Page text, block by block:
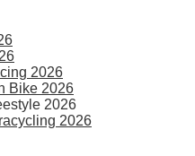
2026
Bike 2026
2026
2026